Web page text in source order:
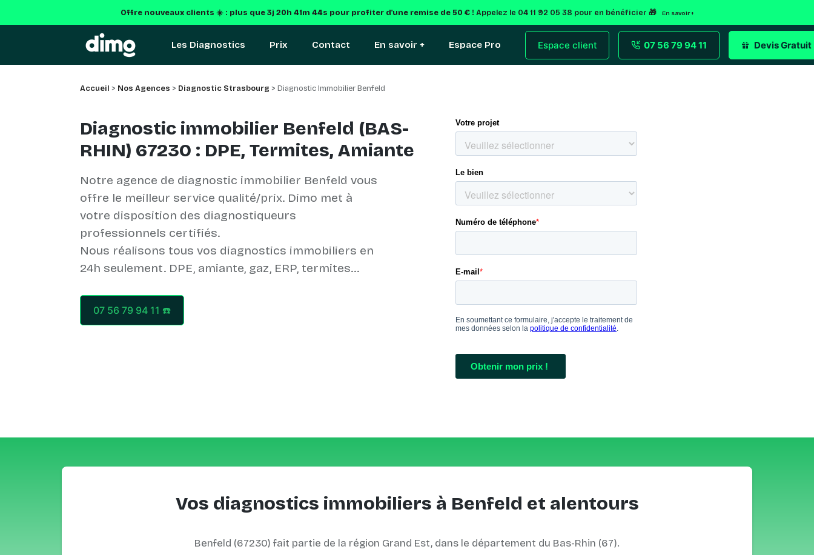
Offre nouveaux clients ☀️ : plus que 3j 20h 41m 43s pour profiter d'une remise de 50 € ! Appelez le 04 11 92 05 38 pour en bénéficier 🎁 En savoir +
Les Diagnostics Prix Contact En savoir + Espace Pro Espace client 07 56 79 94 11 Devis Gratuit
Accueil > Nos Agences > Diagnostic Strasbourg > Diagnostic Immobilier Benfeld
Diagnostic immobilier Benfeld (BAS-
RHIN) 67230 : DPE, Termites, Amiante
Notre agence de diagnostic immobilier Benfeld vous
offre le meilleur service qualité/prix. Dimo met à
votre disposition des diagnostiqueurs
professionnels certifiés.
Nous réalisons tous vos diagnostics immobiliers en
07 56 79 94 11 ☎️
Vos diagnostics immobiliers à Benfeld et alentours
Benfeld (67230) fait partie de la région Grand Est, dans le département du Bas-Rhin (67).